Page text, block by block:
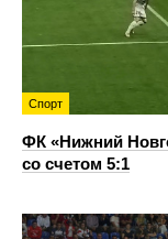
Спорт
ФК «Нижний
со счетом 5:1